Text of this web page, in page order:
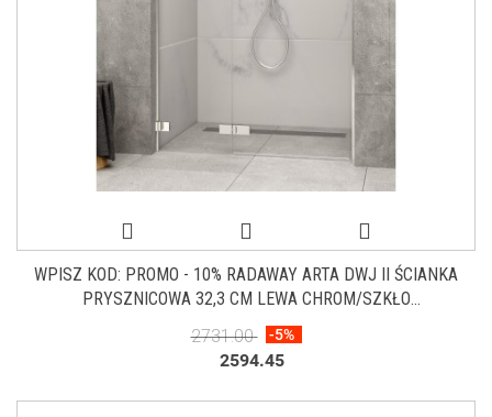
WPISZ KOD: PROMO - 10% RADAWAY ARTA DWJ II ŚCIANKA
PRYSZNICOWA 32,3 CM LEWA CHROM/SZKŁO
PRZEZROCZYSTE 386012-03-01L
2731.00 -5%
2594.45